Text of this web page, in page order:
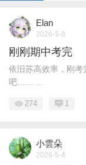
Elan
2026-5-8
刚刚期中考完
依旧苏高效率，刚
吧…… ...
274 1
小雲朵
2026-5-4